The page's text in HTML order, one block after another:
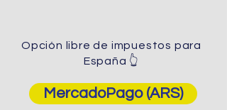
Opción libre de impuestos para
España 👆
MercadoPago (ARS)